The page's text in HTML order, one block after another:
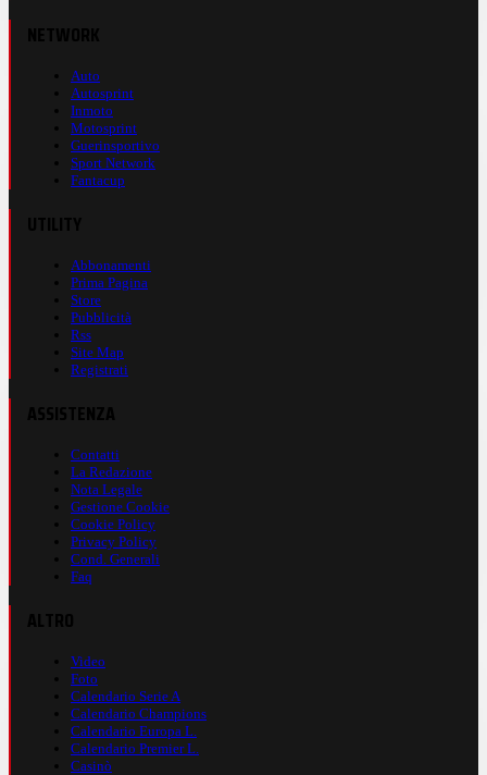
Auto
Autosprint
Inmoto
Motosprint
Guerinsportivo
Sport Network
Fantacup
Abbonamenti
Prima Pagina
Store
Pubblicità
Rss
Site Map
Registrati
Contatti
La Redazione
Nota Legale
Gestione Cookie
Cookie Policy
Privacy Policy
Cond. Generali
Faq
Video
Foto
Calendario Serie A
Calendario Champions
Calendario Europa L.
Calendario Premier L.
Casinò